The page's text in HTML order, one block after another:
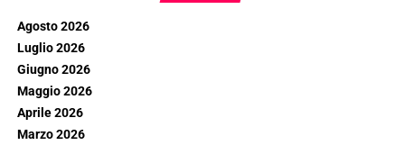
Agosto 2026
Luglio 2026
Giugno 2026
Maggio 2026
Aprile 2026
Marzo 2026